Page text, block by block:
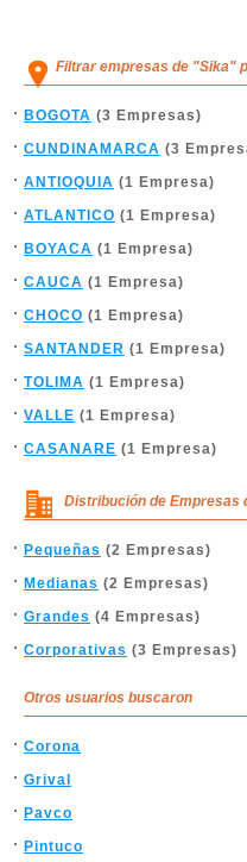
Filtrar empresas de "Sika"
BOGOTA (3 Empresas)
CUNDINAMARCA (3
ANTIOQUIA (1 Empresa)
ATLANTICO (1 Empresa)
BOYACA (1 Empresa)
CAUCA (1 Empresa)
CHOCO (1 Empresa)
SANTANDER (1 Empresa)
TOLIMA (1 Empresa)
VALLE (1 Empresa)
CASANARE (1 Empresa)
Distribución de Empresas
Pequeñas (2 Empresas)
Medianas (2 Empresas)
Grandes (4 Empresas)
Corporativas (3 Empresas)
Otros usuarios buscaron
Corona
Grival
Pavco
Pintuco